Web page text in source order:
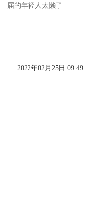
2022年02月25日 09:49